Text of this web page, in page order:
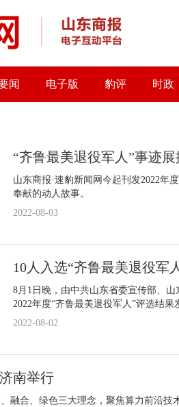
闻 电子版 豹评 时政
“齐鲁最美退役军人”事迹展
山东商报·速豹新闻网今起刊发2022年
奉献的动人故事。
2022-08-03
10人入选“齐鲁最美退役军
8月1日晚，由中共山东省委宣传部、
2022年度“齐鲁最美退役军人”评选结果
2022-08-02
南举行
融合、绿色三大理念，聚焦算力前沿技